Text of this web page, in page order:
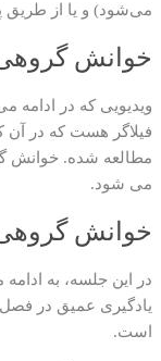
می‌شود) و یا از طریق
خوانش گروهی
ویدیویی که در ادامه
فیلاگر هست که در آن
می شود.
خوانش گروهی
در این جلسه، به
یادگیری عمیق در
است.